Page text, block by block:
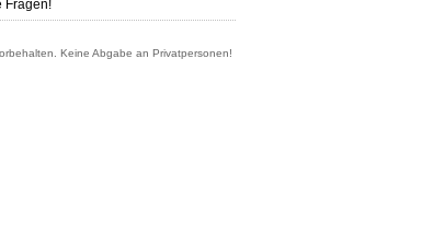
Fragen!
Keine Abgabe an Privatpersonen!